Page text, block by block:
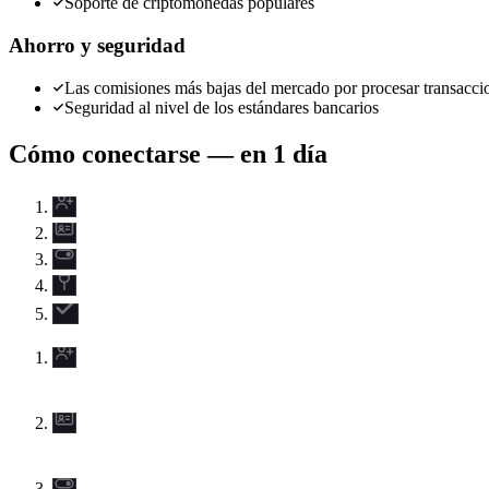
Ahorro y seguridad
Las comisiones más bajas del mercado por procesar
Seguridad al nivel de los estándares bancarios
Cómo conectarse — en 1 día